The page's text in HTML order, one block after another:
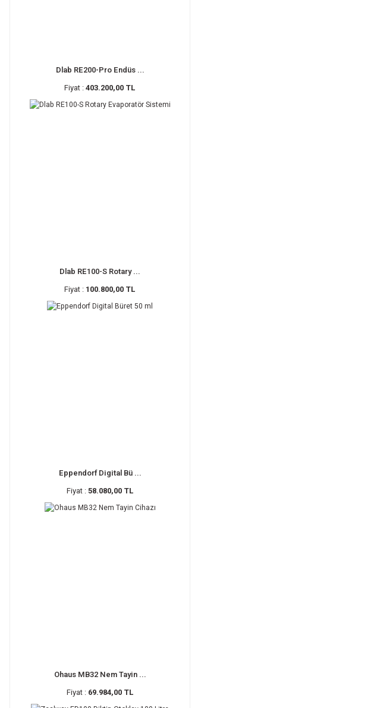
Dlab RE200-Pro Endüs ...
Fiyat :403.200,00 TL
Dlab RE100-S Rotary ...
Fiyat : 100.800,00 TL
Eppendorf Digital Bü ...
Fiyat :58.080,00 TL
Ohaus MB32 Nem Tayin ...
Fiyat : 69.984,00 TL